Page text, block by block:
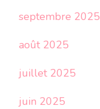
septembre 2025
août 2025
juillet 2025
juin 2025